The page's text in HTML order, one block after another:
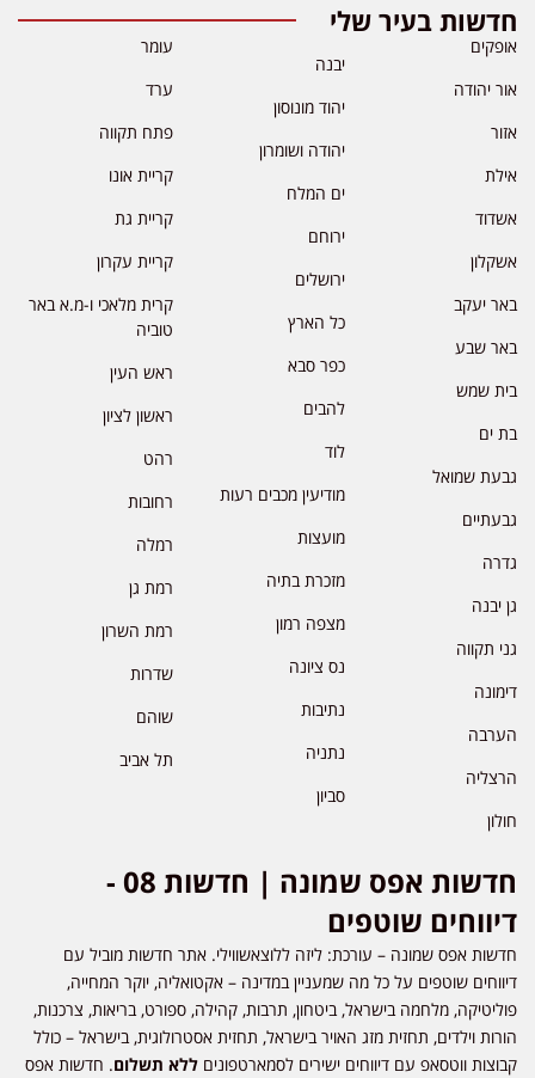
חדשות בעיר שלי
אופקים
אור יהודה
אזור
אילת
אשדוד
אשקלון
באר יעקב
באר שבע
בית שמש
בת ים
גבעת שמואל
גבעתיים
גדרה
גן יבנה
גני תקווה
דימונה
הערבה
הרצליה
חולון
יבנה
יהוד מונוסון
יהודה ושומרון
ים המלח
ירוחם
ירושלים
כל הארץ
כפר סבא
להבים
לוד
מודיעין מכבים רעות
מועצות
מזכרת בתיה
מצפה רמון
נס ציונה
נתיבות
נתניה
סביון
עומר
ערד
פתח תקווה
קריית אונו
קריית גת
קריית עקרון
קרית מלאכי ו-מ.א באר
טוביה
ראש העין
ראשון לציון
רהט
רחובות
רמלה
רמת גן
רמת השרון
שדרות
שוהם
תל אביב
חדשות אפס שמונה | חדשות 08 -
דיווחים שוטפים
חדשות אפס שמונה – עורכת: ליזה ללוצאשווילי. אתר חדשות מוביל עם
דיווחים שוטפים על כל מה שמעניין במדינה – אקטואליה, יוקר המחייה,
פוליטיקה, מלחמה בישראל, ביטחון, תרבות, קהילה, ספורט, בריאות, צרכנות,
הורות וילדים, תחזית מזג האויר בישראל, תחזית אסטרולוגית, בישראל – כולל
קבוצות ווטסאפ עם דיווחים ישירים לסמארטפונים ללא תשלום. חדשות אפס